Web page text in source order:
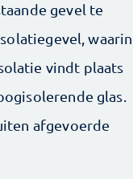
gevel te
waarin
vindt plaats
glas.
afgevoerde